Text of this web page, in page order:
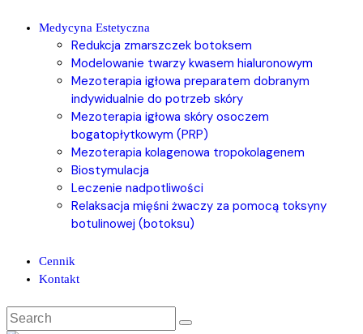
Medycyna Estetyczna
Redukcja zmarszczek botoksem
Modelowanie twarzy kwasem hialuronowym
Mezoterapia igłowa preparatem dobranym
indywidualnie do potrzeb skóry
Mezoterapia igłowa skóry osoczem
bogatopłytkowym (PRP)
Mezoterapia kolagenowa tropokolagenem
Biostymulacja
Leczenie nadpotliwości
Relaksacja mięśni żwaczy za pomocą toksyny
botulinowej (botoksu)
Cennik
Kontakt